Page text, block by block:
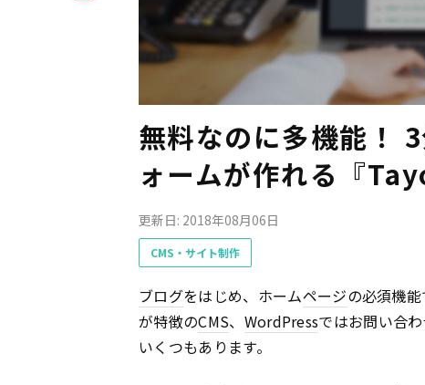
無料なのに多機能！
ォームが作れる『
更新日: 2018年08月06日
CMS・サイト制作
ブログをはじめ、ホームページの必須機
が特徴のCMS、 WordPressではお問い合
いくつもあります。